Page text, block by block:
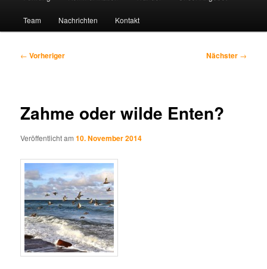
Team Nachrichten Kontakt
Beitragsnavigation
← Vorheriger Nächster →
Zahme oder wilde Enten?
Veröffentlicht am10. November 2014